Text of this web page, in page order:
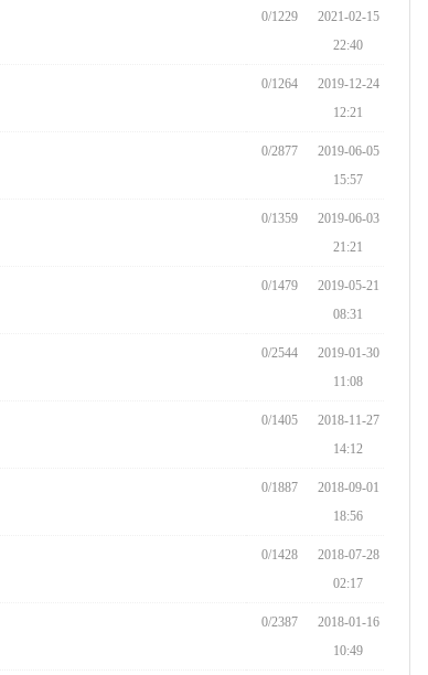
0/1229
2021-02-15
22:40
0/1264
2019-12-24
12:21
0/2877
2019-06-05
15:57
0/1359
2019-06-03
21:21
0/1479
2019-05-21
08:31
0/2544
2019-01-30
11:08
0/1405
2018-11-27
14:12
0/1887
2018-09-01
18:56
0/1428
2018-07-28
02:17
0/2387
2018-01-16
10:49